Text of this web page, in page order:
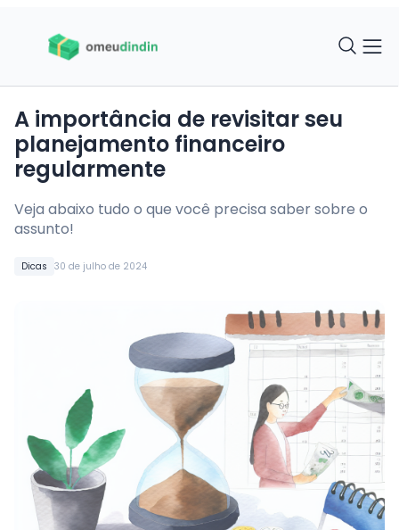
Dicas 30 de julho de 2024
A importância de revisitar seu
planejamento financeiro
regularmente
Veja abaixo tudo o que você precisa saber sobre o
assunto!